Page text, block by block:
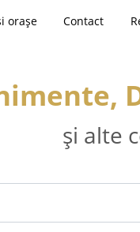
orașe Contact
și alte